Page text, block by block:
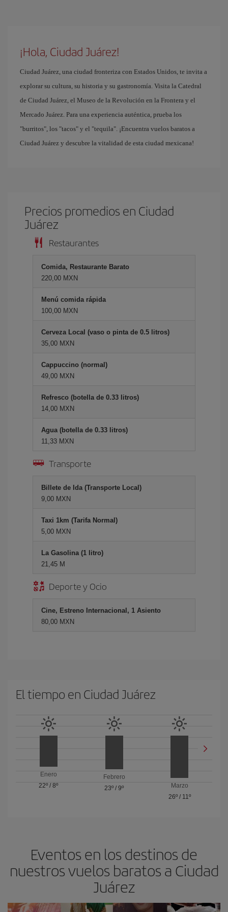
¡Hola, Ciudad Juárez!
Ciudad Juárez, una ciudad fronteriza con Estados Unidos, te invita a
explorar su cultura, su historia y su gastronomía. Visita la Catedral
de Ciudad Juárez, el Museo de la Revolución en la Frontera y el
Mercado Juárez. Para una experiencia auténtica, prueba los
"burritos", los "tacos" y el "tequila". ¡Encuentra vuelos baratos a
Ciudad Juárez y descubre la vitalidad de esta ciudad mexicana!
Precios promedios en Ciudad
Juárez
Restaurantes
Comida, Restaurante Barato
220,00 MXN
Menú comida rápida
100,00 MXN
Cerveza Local (vaso o pinta de 0.5 litros)
35,00 MXN
Cappuccino (normal)
49,00 MXN
Refresco (botella de 0.33 litros)
14,00 MXN
Agua (botella de 0.33 litros)
11,33 MXN
Transporte
Billete de Ida (Transporte Local)
9,00 MXN
Taxi 1km (Tarifa Normal)
5,00 MXN
La Gasolina (1 litro)
21,45 M
Deporte y Ocio
Cine, Estreno Internacional, 1 Asiento
80,00 MXN
El tiempo en Ciudad Juárez
Enero
22º /8º
Febrero
23º / 9º
Marzo
26º/ 11º
Eventos en los destinos de
nuestros vuelos baratos a Ciudad
Juárez